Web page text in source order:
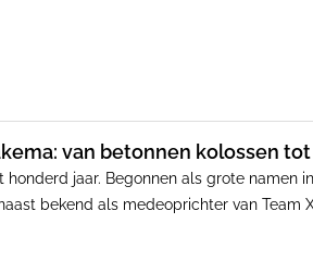
van betonnen kolossen
honderd jaar. Begonnen als grote namen
bekend als medeoprichter van